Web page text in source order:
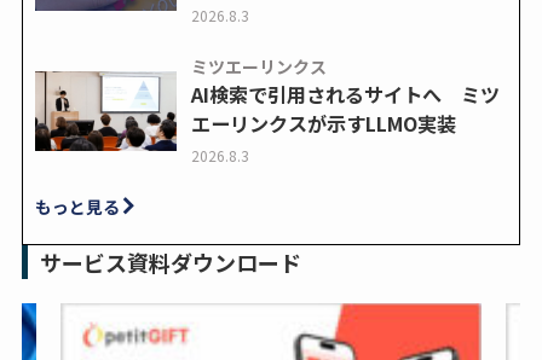
2026.8.3
ミツエーリンクス
AI検索で引用されるサイトへ ミツ
エーリンクスが示すLLMO実装
2026.8.3
もっと見る
サービス資料ダウンロード